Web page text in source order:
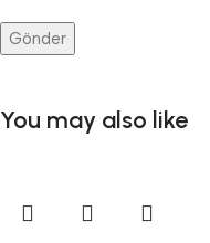
You may also like